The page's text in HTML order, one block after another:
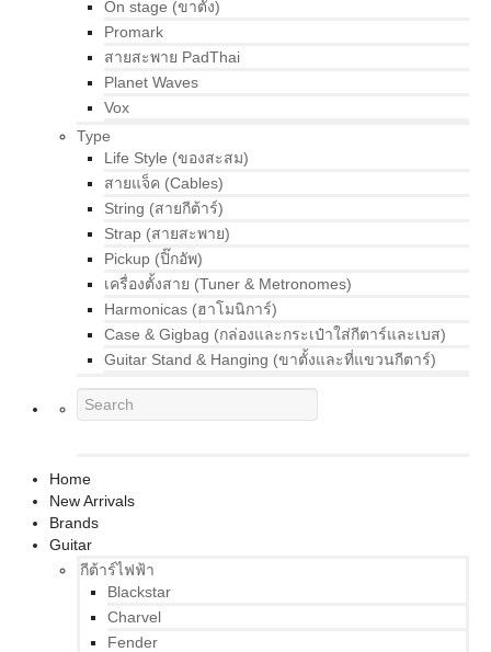
On stage (ขาตั้ง)
Promark
สายสะพาย PadThai
Planet Waves
Vox
Type
Life Style (ของสะสม)
สายแจ็ค (Cables)
String (สายกีต้าร์)
Strap (สายสะพาย)
Pickup (ปิ๊กอัพ)
เครื่องตั้งสาย (Tuner & Metronomes)
Harmonicas (ฮาโมนิการ์)
Case & Gigbag (กล่องและกระเป๋าใส่กีตาร์และเบส)
Guitar Stand & Hanging (ขาตั้งและที่แขวนกีตาร์)
Home
New Arrivals
Brands
Guitar
กีต้าร์ไฟฟ้า
Blackstar
Charvel
Fender